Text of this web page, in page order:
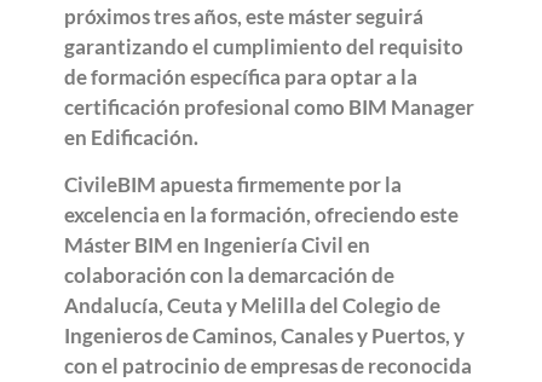
próximos tres años, este máster seguirá
garantizando el cumplimiento del requisito
de formación específica para optar a la
certificación profesional como BIM Manager
en Edificación.
CivileBIM apuesta firmemente por la
excelencia en la formación, ofreciendo este
Máster BIM en Ingeniería Civil en
colaboración con la demarcación de
Andalucía, Ceuta y Melilla del Colegio de
Ingenieros de Caminos, Canales y Puertos, y
con el patrocinio de empresas de reconocida